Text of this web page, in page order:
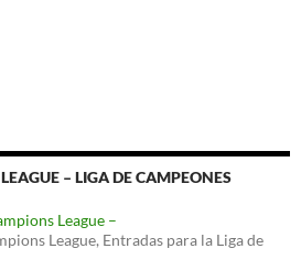
– LIGA DE CAMPEONES
League –
League, Entradas para la Liga de